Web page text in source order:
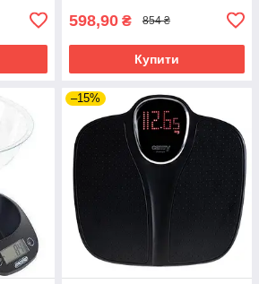
598,90 ₴ 854 ₴
Купити
–15%